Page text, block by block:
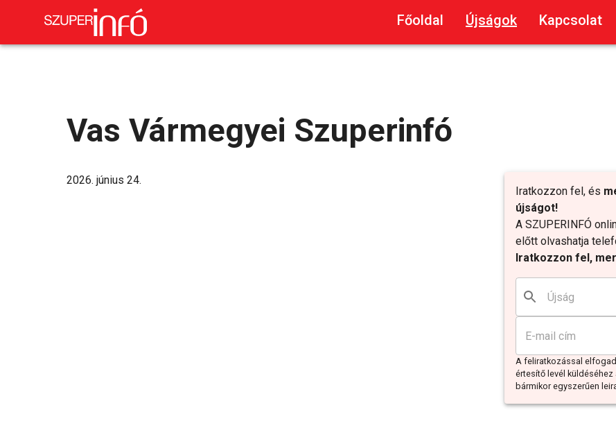
Főoldal Újságok Kapcsolat
Vas Vármegyei Szuperinfó
Iratkozzon fel, és
újságot!
A SZUPERINFÓ
előtt olvashatja
Iratkozzon fel,
A feliratkozással
értesítő levél
bármikor egyszerűen
2026. június 24.